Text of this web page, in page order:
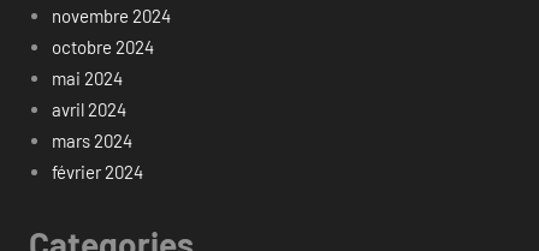
novembre 2024
octobre 2024
mai 2024
avril 2024
mars 2024
février 2024